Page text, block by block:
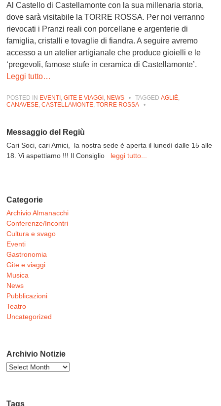
Al Castello di Castellamonte con la sua millenaria storia,
dove sarà visitabile la TORRE ROSSA. Per noi verranno
rievocati i Pranzi reali con porcellane e argenterie di
famiglia, cristalli e tovaglie di fiandra. A seguire avremo
accesso a un atelier artigianale che produce gioielli e le
‘pregevoli, famose stufe in ceramica di Castellamonte’.
Leggi tutto…
POSTED IN EVENTI ,GITE E VIAGGI NEWS • TAGGEDAGLIÈ
CANAVESE ,CASTELLAMONTE ,TORRE ROSSA •
Messaggio del Regiù
Cari Soci, cari Amici, la nostra sede è aperta il lunedì dalle 15 alle
18. Vi aspettiamo !!! Il Consiglio leggi tutto...
Categorie
Archivio Almanacchi
Conferenze/Incontri
Cultura e svago
Eventi
Gastronomia
Gite e viaggi
Musica
News
Pubblicazioni
Teatro
Uncategorized
Archivio Notizie
Archivio
Tags